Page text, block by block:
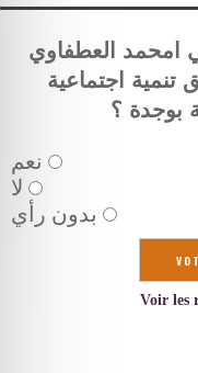
امحمد العطفاوي
اجتماعية
بوجدة ؟
نعم
لا
بدون رأي
Voir les